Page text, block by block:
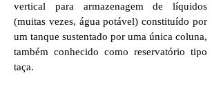
vertical para armazenagem de líquidos
(muitas vezes, água potável) constituído por
um tanque sustentado por uma única coluna,
também conhecido como reservatório tipo
taça.